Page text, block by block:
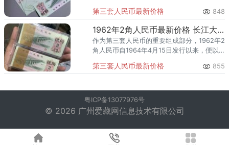
江大桥，设计精美，具有浓厚的时代特色。
其背面印有国徽
第三套人民币最新价格 848
1962年2角人民币最新价格 长江大桥两角现在值多少钱
作为第三套人民币的重要组成部分，1962年2
角人民币自1964年4月15日发行以来，便以
人们的喜爱。该纸币共发行了三个版本：二
第三套人民币最新价格 855
粤ICP备13077976号
© 2026 广州爱藏网信息技术有限公司